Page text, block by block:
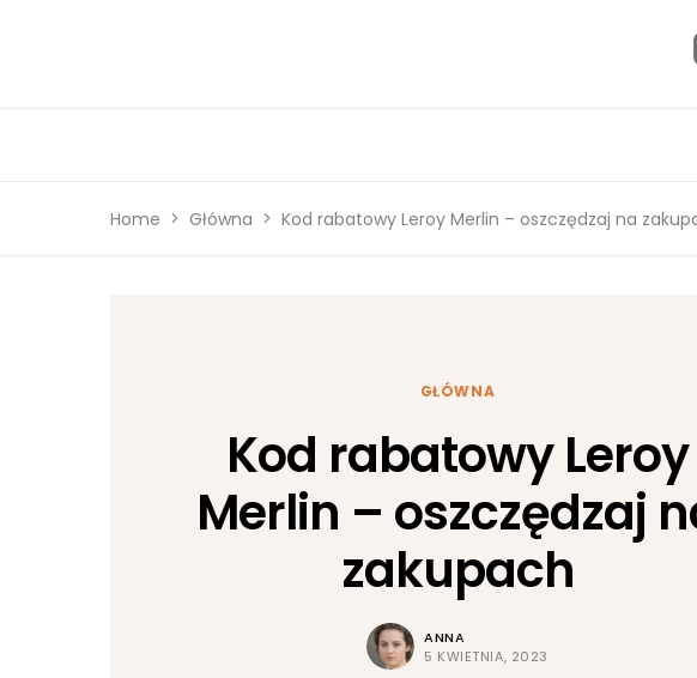
Home Główna Kod rabatowy Leroy Merlin – oszczędzaj na
GŁÓWNA
Kod rabatowy Leroy
Merlin – oszczędzaj
zakupach
ANNA
5 KWIETNIA, 2023